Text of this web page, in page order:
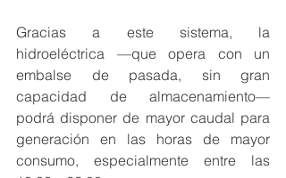
Gracias a este sistema, la
hidroeléctrica —que opera con un
embalse de pasada, sin gran
capacidad de almacenamiento—
podrá disponer de mayor caudal para
generación en las horas de mayor
consumo, especialmente entre las